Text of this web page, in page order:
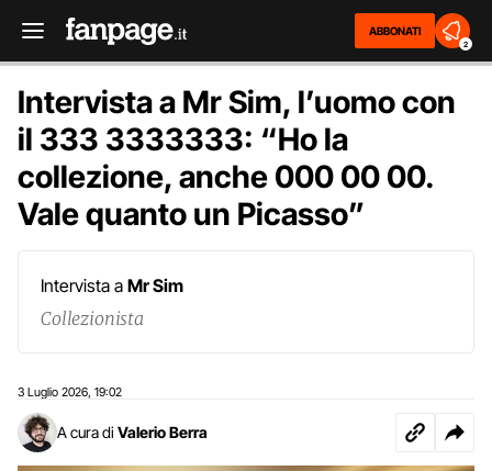
ABBONATI
2
Intervista a Mr Sim, l’uomo con
il 333 3333333: “Ho la
collezione, anche 000 00 00.
Vale quanto un Picasso”
Intervista a Mr Sim
Collezionista
3 Luglio 2026 19:02
A cura di Valerio Berra